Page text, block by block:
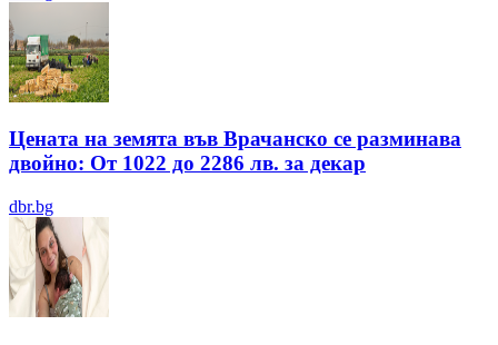
Цената на земята във Врачанско се разминава
двойно: От 1022 до 2286 лв. за декар
dbr.bg